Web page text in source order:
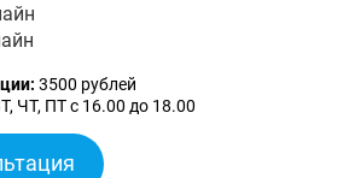
3500 рублей
ЧТ, ПТ с 16.00 до 18.00